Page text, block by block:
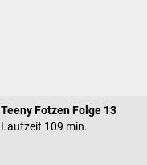
Teeny Fotzen Folge 13
Laufzeit 109 min.